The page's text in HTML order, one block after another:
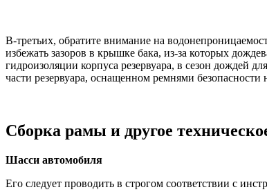
В-третьих, обратите внимание на
избежать зазоров в крышке бака, из-за которых
гидроизоляции корпуса резервуара, в сезон дождей
части резервуара, оснащенном ремнями
Сборка рамы и другое
Шасси автомобиля
Его следует проводить в строгом соответствии с